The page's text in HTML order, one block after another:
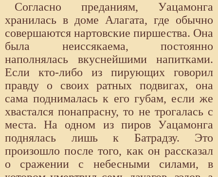
Согласно преданиям, Уацамонга
хранилась в доме Алагата, где обычно
совершаются нартовские пиршества. Она
была неиссякаема, постоянно
наполнялась вкуснейшими напитками.
Если кто-либо из пирующих говорил
правду о своих ратных подвигах, она
сама поднималась к его губам, если же
хвастался понапрасну, то не трогалась с
места. На одном из пиров Уацамонга
поднялась лишь к Батрадзу. Это
произошло после того, как он рассказал
о сражении с небесными силами, в